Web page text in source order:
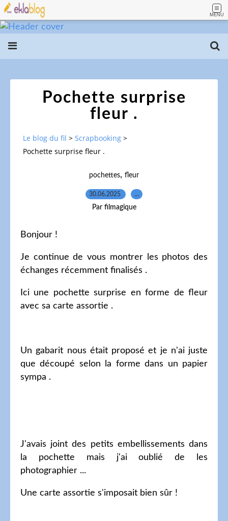
MENU
Pochette surprise
fleur .
Le blog du fil > Scrapbooking >
Pochette surprise fleur .
pochettes, fleur
30.06.2025 …
Par filmagique
Bonjour !
Je continue de vous montrer les photos des
échanges récemment finalisés .
Ici une pochette surprise en forme de fleur
avec sa carte assortie .
Un gabarit nous était proposé et je n'ai juste
que découpé selon la forme dans un papier
sympa .
J'avais joint des petits embellissements dans
la pochette mais j'ai oublié de les
photographier ...
Une carte assortie s'imposait bien sûr !